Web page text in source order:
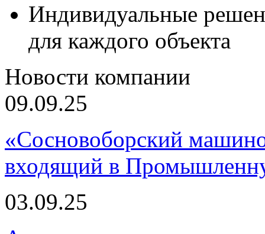
Индивидуальные
для каждого объекта
Новости компании
09.09.25
«Сосновоборский
входящий в
03.09.25